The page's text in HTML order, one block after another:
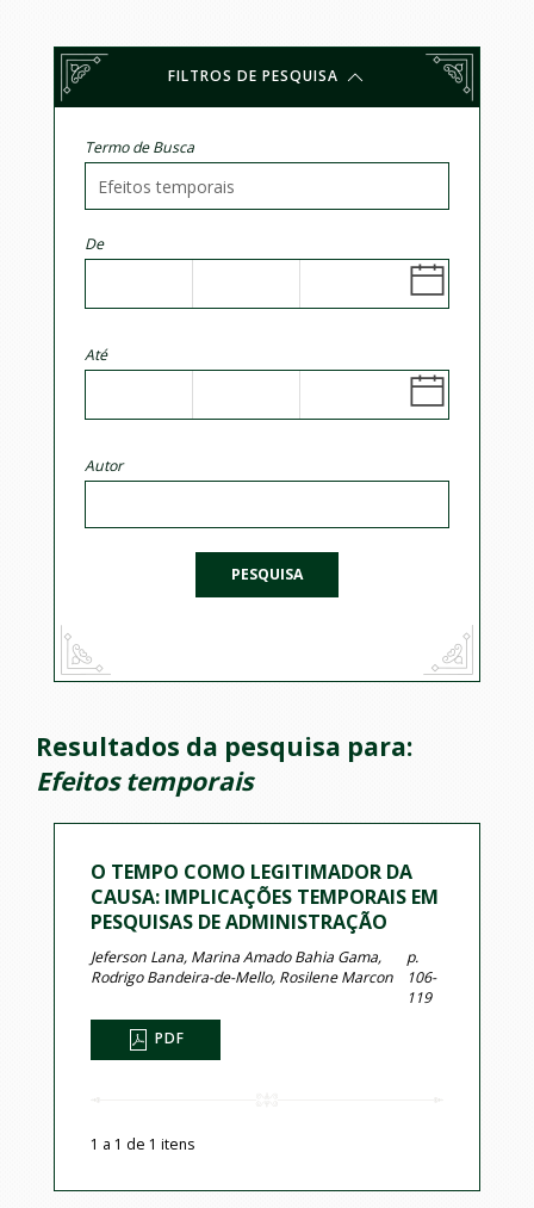
FILTROS DE PESQUISA
Termo de Busca
De
Até
Autor
PESQUISA
Resultados da pesquisa para:
Efeitos temporais
O TEMPO COMO LEGITIMADOR DA
CAUSA: IMPLICAÇÕES TEMPORAIS EM
PESQUISAS DE ADMINISTRAÇÃO
Jeferson Lana, Marina Amado Bahia Gama,
Rodrigo Bandeira-de-Mello, Rosilene Marcon
p.
106-
119
PDF
1 a 1 de 1 itens